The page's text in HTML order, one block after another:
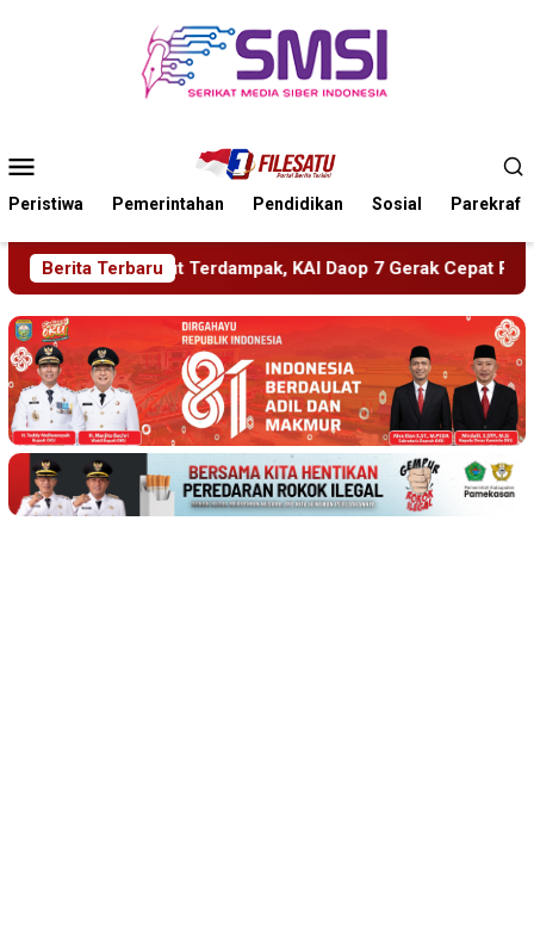
Mobile
Peristiwa Pemerintahan Pendidikan Sosial Parekraf
Berita Terbaru
7 Gerak Cepat Pulihkan Layanan PMR Wira SMKN